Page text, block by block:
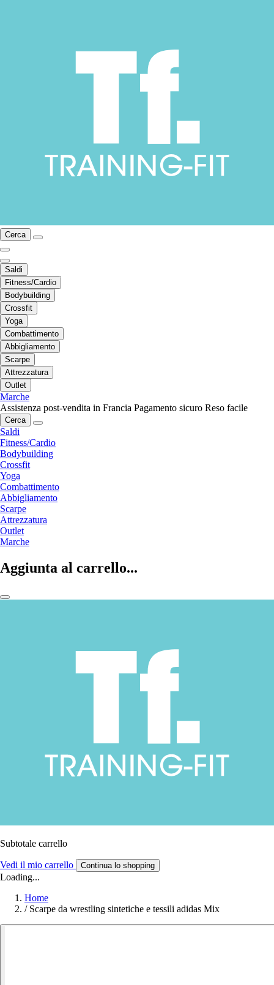
Cerca
Saldi
Fitness/Cardio
Bodybuilding
Crossfit
Yoga
Combattimento
Abbigliamento
Scarpe
Attrezzatura
Outlet
Marche
Assistenza post-vendita in Francia Pagamento sicuro Reso facile
Cerca
Saldi
Fitness/Cardio
Bodybuilding
Crossfit
Yoga
Combattimento
Abbigliamento
Scarpe
Attrezzatura
Outlet
Marche
Aggiunta al carrello...
Subtotale carrello
Vedi il mio carrello Continua lo shopping
Loading...
Home
/ Scarpe da wrestling sintetiche e tessili adidas Mix